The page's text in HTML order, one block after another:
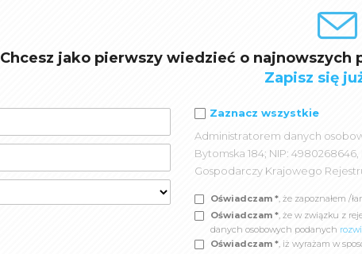
Chcesz jako pierwszy wiedzieć o
Zapisz się
Zaznacz wszystkie
Administratorem danych
Bytomska 184; NIP:
Gospodarczy Krajowego
Oświadczam *, że zapoznałem /
Oświadczam *, że w związku z
danych osobowych podanych
Oświadczam *, iż wyrażam w